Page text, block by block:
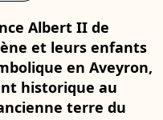
Albert II de
et leurs enfants
en Aveyron,
historique au
terre du